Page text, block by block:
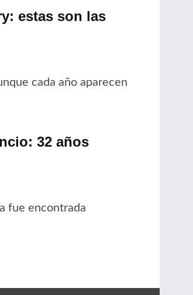
estas son las
cada año aparecen
32 años
fue encontrada